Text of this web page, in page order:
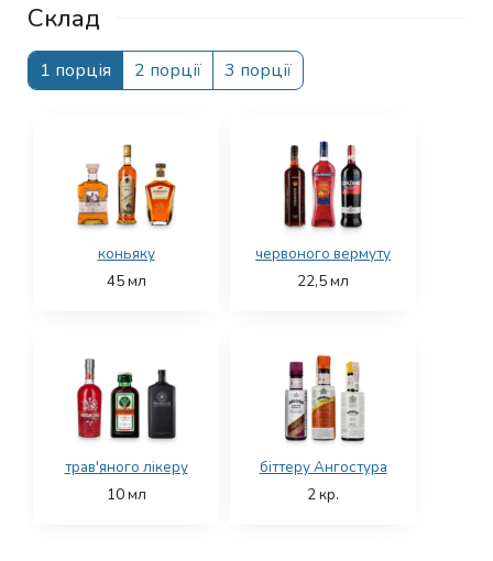
Склад
1 порція 2 порції 3 порції
коньяку
45мл
червоного вермуту
22,5мл
трав'яного лікеру
10мл
біттеру Ангостура
2кр.